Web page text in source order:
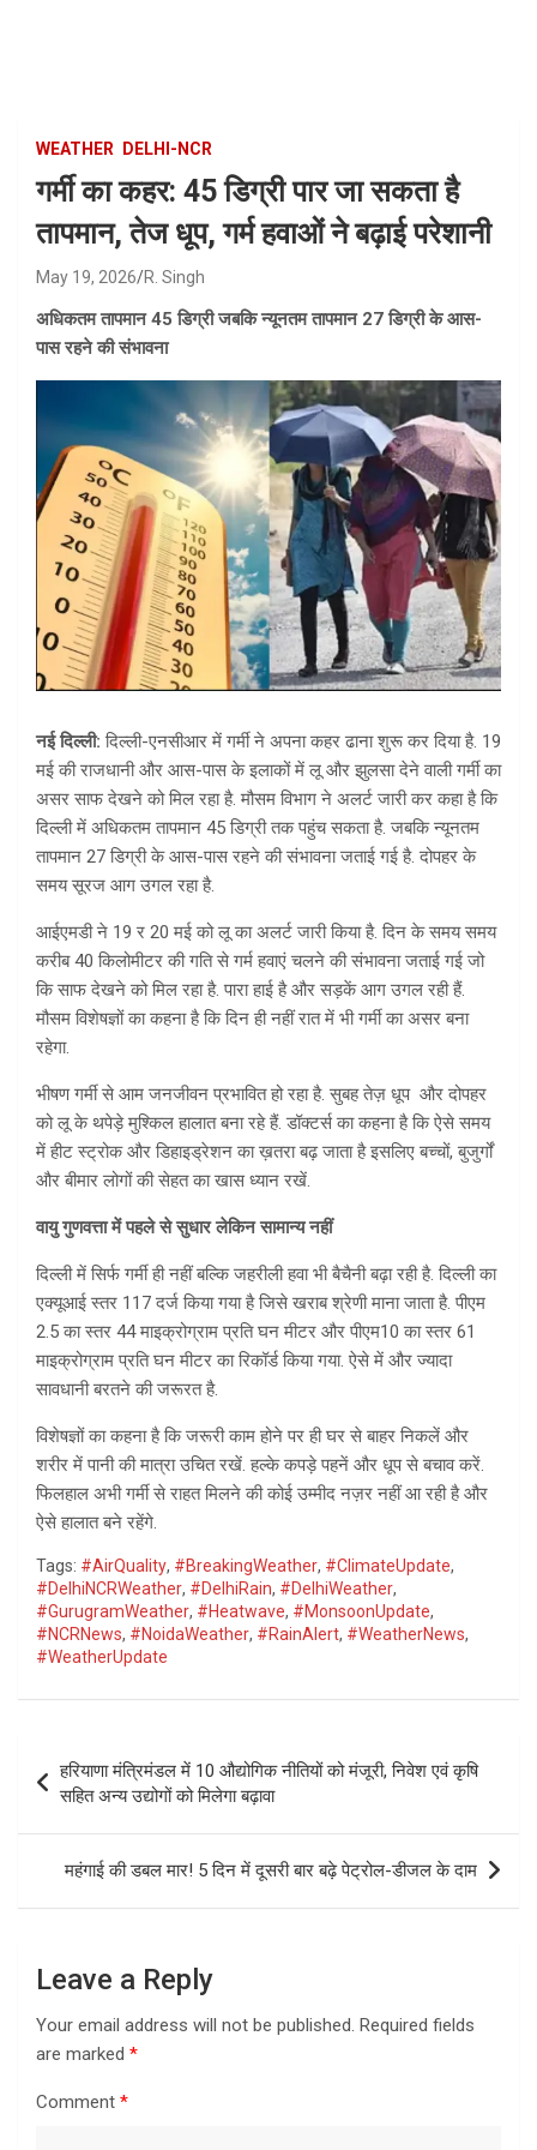
WEATHER DELHI-NCR
गर्मी का कहर: 45 डिग्री पार जा सकता है
तापमान, तेज धूप, गर्म हवाओं ने बढ़ाई परेशानी
May 19, 2026 R. Singh
अधिकतम तापमान 45 डिग्री जबकि न्यूनतम तापमान 27 डिग्री के आस-
पास रहने की संभावना
नई दिल्ली: दिल्ली-एनसीआर में गर्मी ने अपना कहर ढाना शुरू कर दिया है. 19
मई की राजधानी और आस-पास के इलाकों में लू और झुलसा देने वाली गर्मी का
असर साफ देखने को मिल रहा है. मौसम विभाग ने अलर्ट जारी कर कहा है कि
दिल्ली में अधिकतम तापमान 45 डिग्री तक पहुंच सकता है. जबकि न्यूनतम
तापमान 27 डिग्री के आस-पास रहने की संभावना जताई गई है. दोपहर के
समय सूरज आग उगल रहा है.
आईएमडी ने 19 र 20 मई को लू का अलर्ट जारी किया है. दिन के समय समय
करीब 40 किलोमीटर की गति से गर्म हवाएं चलने की संभावना जताई गई जो
कि साफ देखने को मिल रहा है. पारा हाई है और सड़कें आग उगल रही हैं.
मौसम विशेषज्ञों का कहना है कि दिन ही नहीं रात में भी गर्मी का असर बना
रहेगा.
भीषण गर्मी से आम जनजीवन प्रभावित हो रहा है. सुबह तेज़ धूप और दोपहर
को लू के थपेड़े मुश्किल हालात बना रहे हैं. डॉक्टर्स का कहना है कि ऐसे समय
में हीट स्ट्रोक और डिहाइड्रेशन का ख़तरा बढ़ जाता है इसलिए बच्चों, बुजुर्गों
और बीमार लोगों की सेहत का खास ध्यान रखें.
वायु गुणवत्ता में पहले से सुधार लेकिन सामान्य नहीं
दिल्ली में सिर्फ गर्मी ही नहीं बल्कि जहरीली हवा भी बैचैनी बढ़ा रही है. दिल्ली का
एक्यूआई स्तर 117 दर्ज किया गया है जिसे खराब श्रेणी माना जाता है. पीएम
2.5 का स्तर 44 माइक्रोग्राम प्रति घन मीटर और पीएम10 का स्तर 61
माइक्रोग्राम प्रति घन मीटर का रिकॉर्ड किया गया. ऐसे में और ज्यादा
सावधानी बरतने की जरूरत है.
विशेषज्ञों का कहना है कि जरूरी काम होने पर ही घर से बाहर निकलें और
शरीर में पानी की मात्रा उचित रखें. हल्के कपड़े पहनें और धूप से बचाव करें.
फिलहाल अभी गर्मी से राहत मिलने की कोई उम्मीद नज़र नहीं आ रही है और
ऐसे हालात बने रहेंगे.
Tags: #AirQuality, #BreakingWeather, #ClimateUpdate,
#DelhiNCRWeather, #DelhiRain, #DelhiWeather,
#GurugramWeather, #Heatwave, #MonsoonUpdate,
#NCRNews, #NoidaWeather, #RainAlert, #WeatherNews,
#WeatherUpdate
Post
navigation
हरियाणा मंत्रिमंडल में 10 औद्योगिक नीतियों को मंजूरी, निवेश एवं कृषि
सहित अन्य उद्योगों को मिलेगा बढ़ावा
महंगाई की डबल मार! 5 दिन में दूसरी बार बढ़े पेट्रोल-डीजल के दाम
Leave a Reply
Your email address will not be published. Required fields
are marked *
Comment *